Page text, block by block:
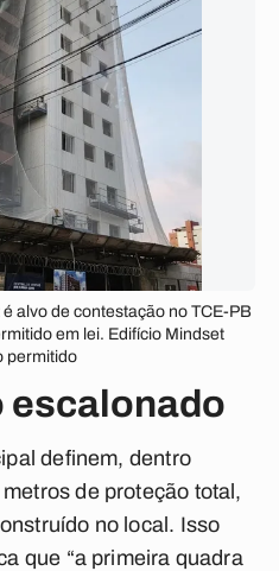
alvo de contestação no TCE-PB
em lei. Edifício Mindset
permitido
escalonado
definem, dentro
de proteção total,
no local. Isso
que “a primeira quadra